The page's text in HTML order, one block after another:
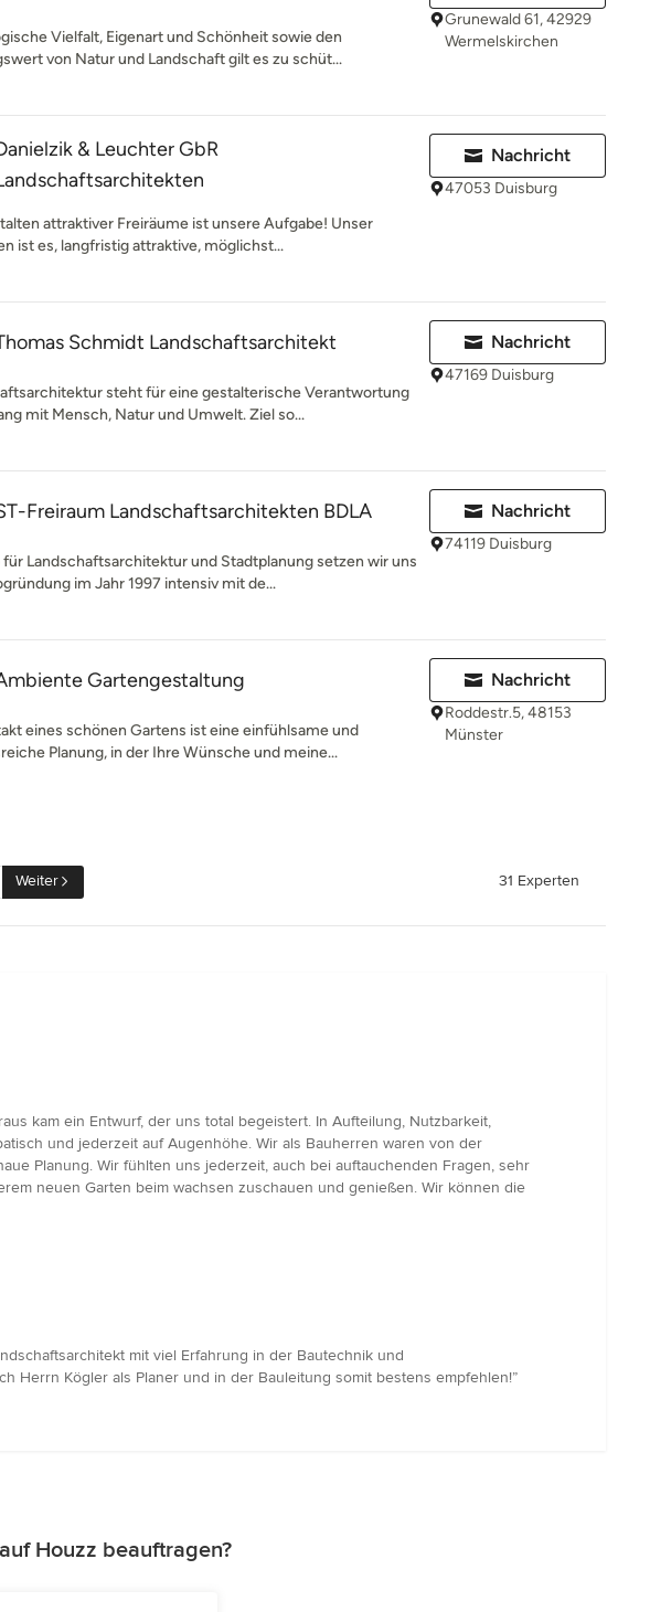
Vielfalt, Eigenart und Schönheit sowie den
von Natur und Landschaft gilt es zu schüt...
Grunewald 61, 42929
Wermelskirchen
& Leuchter GbR
attraktiver Freiräume ist unsere Aufgabe! Unser
ist es, langfristig attraktive, möglichst...
Nachricht
47053 Duisburg
Schmidt Landschaftsarchitekt
steht für eine gestalterische Verantwortung
mit Mensch, Natur und Umwelt. Ziel so...
Nachricht
47169 Duisburg
Freiraum Landschaftsarchitekten BDLA
für Landschaftsarchitektur und Stadtplanung setzen wir uns
im Jahr 1997 intensiv mit de...
Nachricht
74119 Duisburg
Gartengestaltung
eines schönen Gartens ist eine einfühlsame und
Planung, in der Ihre Wünsche und meine...
Nachricht
Roddestr.5, 48153
Münster
Weiter 31 Experten
kam ein Entwurf, der uns total begeistert. In Aufteilung, Nutzbarkeit,
und jederzeit auf Augenhöhe. Wir als Bauherren waren von der
Planung. Wir fühlten uns jederzeit, auch bei auftauchenden Fragen, sehr
neuen Garten beim wachsen zuschauen und genießen. Wir können die
mit viel Erfahrung in der Bautechnik und
Herrn Kögler als Planer und in der Bauleitung somit bestens empfehlen!”
Houzz beauftragen?